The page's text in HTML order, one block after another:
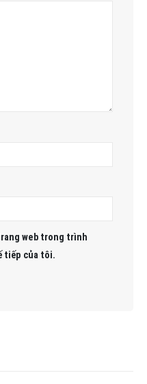
web trong trình
tiếp của tôi.